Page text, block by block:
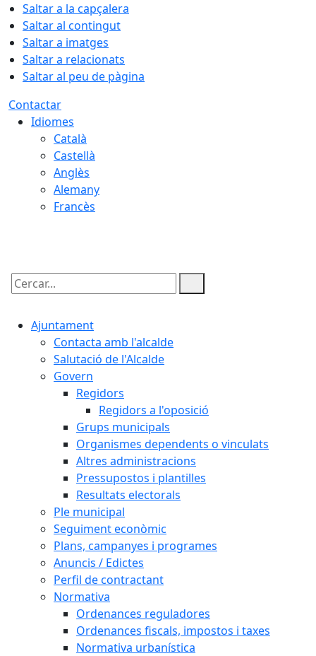
Saltar a la capçalera
Saltar al contingut
Saltar a imatges
Saltar a relacionats
Saltar al peu de pàgina
Contactar
Idiomes
Català
Castellà
Anglès
Alemany
Francès
Cercar:
Ajuntament
Contacta amb l'alcalde
Salutació de l'Alcalde
Govern
Regidors
Regidors a l'oposició
Grups municipals
Organismes dependents o vinculats
Altres administracions
Pressupostos i plantilles
Resultats electorals
Ple municipal
Seguiment econòmic
Plans, campanyes i programes
Anuncis / Edictes
Perfil de contractant
Normativa
Ordenances reguladores
Ordenances fiscals, impostos i taxes
Normativa urbanística